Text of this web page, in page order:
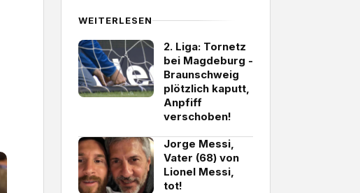
WEITERLESEN
2. Liga: Tornetz
bei Magdeburg -
Braunschweig
plötzlich kaputt,
Anpfiff
verschoben!
Jorge Messi,
Vater (68) von
Lionel Messi,
tot!